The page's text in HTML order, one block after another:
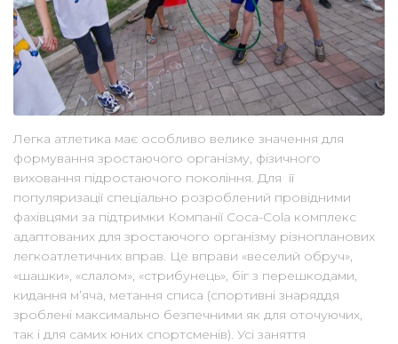
Легка атлетика має особливо велике значення для
формування зростаючого організму, фізичного
виховання підростаючого покоління. Для її
популяризації спеціально розроблений провідними
фахівцями за підтримки Компанії Coca-Cola комплекс
адаптованих для зростаючого організму різнопланових
легкоатлетичних вправ. Це вправи «веселий обруч»,
«шашки», «слалом», «стрибунець», біг з перешкодами,
кидання м’яча, метання списа (спортивні знаряддя
зроблені максимально безпечними як для оточуючих,
так і для самих юних спортсменів). Усі заняття